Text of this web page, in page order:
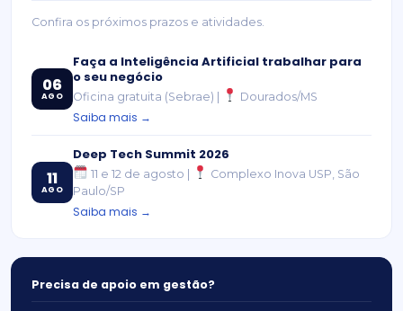
Confira os próximos prazos e atividades.
06
AGO
Faça a Inteligência Artificial trabalhar para
o seu negócio
Oficina gratuita (Sebrae) | Dourados/MS
Saiba mais →
11
AGO
Deep Tech Summit 2026
11 e 12 de agosto |
Complexo Inova USP, São
Paulo/SP
Saiba mais →
Precisa de apoio em gestão?